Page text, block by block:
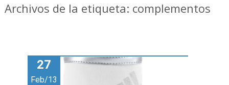
Archivos de la etiqueta: complementos
27
Feb/13